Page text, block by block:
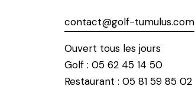
contact@golf-tumulus.com
Ouvert tous les jours
Golf : 05 62 45 14 50
Restaurant : 05 81 59 85 02